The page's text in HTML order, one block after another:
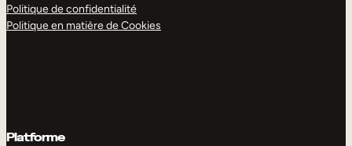
Politique de confidentialité
Politique en matière de Cookies
Platforme